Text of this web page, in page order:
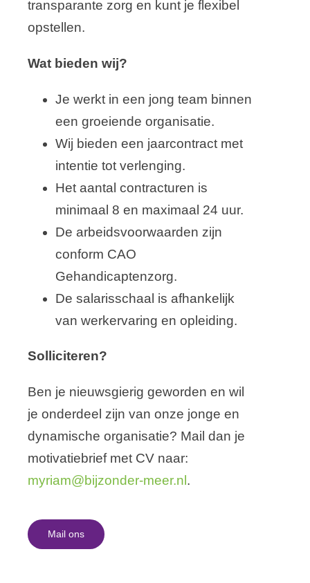
transparante zorg en kunt je flexibel
opstellen.
Wat bieden wij?
Je werkt in een jong team binnen
een groeiende organisatie.
Wij bieden een jaarcontract met
intentie tot verlenging.
Het aantal contracturen is
minimaal 8 en maximaal 24 uur.
De arbeidsvoorwaarden zijn
conform CAO
Gehandicaptenzorg.
De salarisschaal is afhankelijk
van werkervaring en opleiding.
Solliciteren?
Ben je nieuwsgierig geworden en wil
je onderdeel zijn van onze jonge en
dynamische organisatie? Mail dan je
motivatiebrief met CV naar:
myriam@bijzonder-meer.nl .
Mail ons